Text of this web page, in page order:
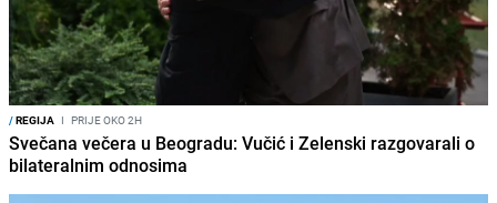
/REGIJA I PRIJE OKO 2H
Svečana večera u Beogradu: Vučić i Zelenski razgovarali o
bilateralnim odnosima